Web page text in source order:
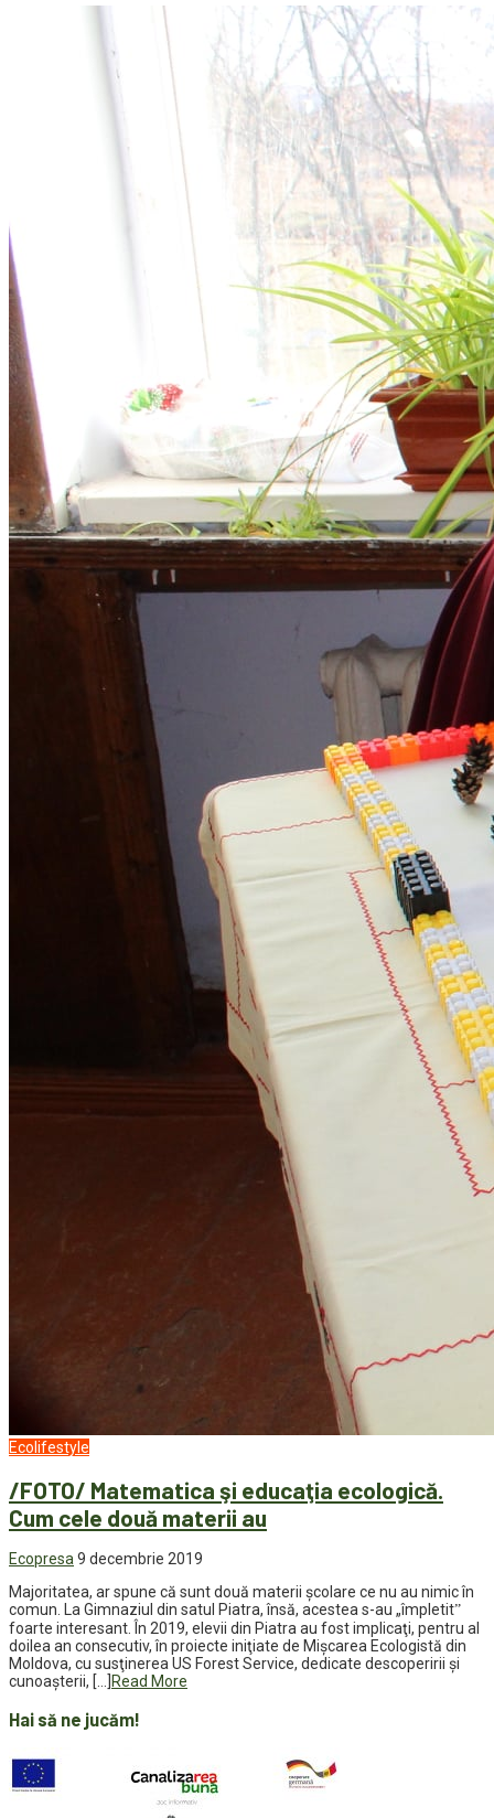
Ecolifestyle
/FOTO/ Matematica şi educaţia ecologică.
Cum cele două materii au
Ecopresa9 decembrie 2019
Majoritatea, ar spune că sunt două materii școlare ce nu au nimic în
comun. La Gimnaziul din satul Piatra, însă, acestea s-au „împletitˮ
foarte interesant. În 2019, elevii din Piatra au fost implicaţi, pentru al
doilea an consecutiv, în proiecte iniţiate de Mişcarea Ecologistă din
Moldova, cu susţinerea US Forest Service, dedicate descoperirii şi
cunoaşterii, […] Read More
Hai să ne jucăm!